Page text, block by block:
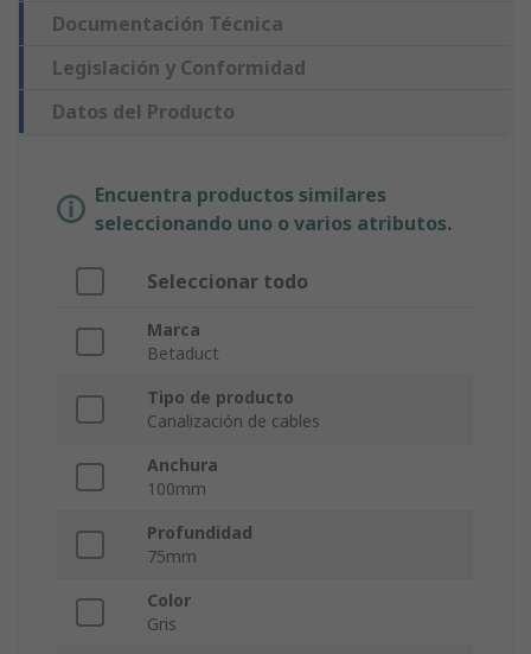
Documentación Técnica
Legislación y Conformidad
Datos del Producto
Encuentra productos similares
seleccionando uno o varios atributos.
Seleccionar todo
Marca
Betaduct
Tipo de producto
Canalización de cables
Anchura
100mm
Profundidad
75mm
Color
Gris